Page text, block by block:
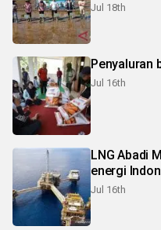
Jul 18th
Penyaluran
Jul 16th
LNG Abadi
energi
Jul 16th